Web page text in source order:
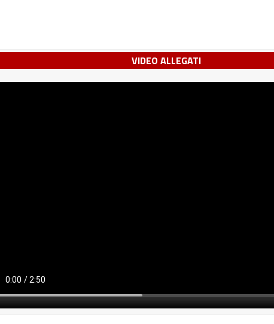
VIDEO ALLEGATI